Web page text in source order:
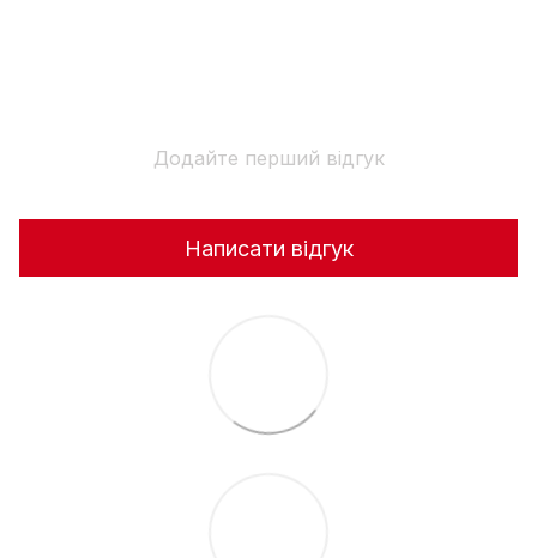
Додайте перший відгук
Написати відгук